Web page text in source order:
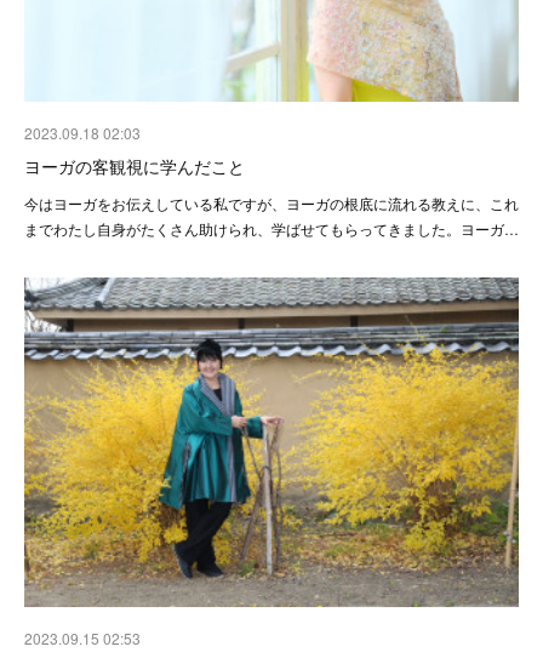
2023.09.18 02:03
ヨーガの客観視に学んだこと
今はヨーガをお伝えしている私ですが、ヨーガの根底に流れる教えに、これ
までわたし自身がたくさん助けられ、学ばせてもらってきました。ヨーガ…
2023.09.15 02:53